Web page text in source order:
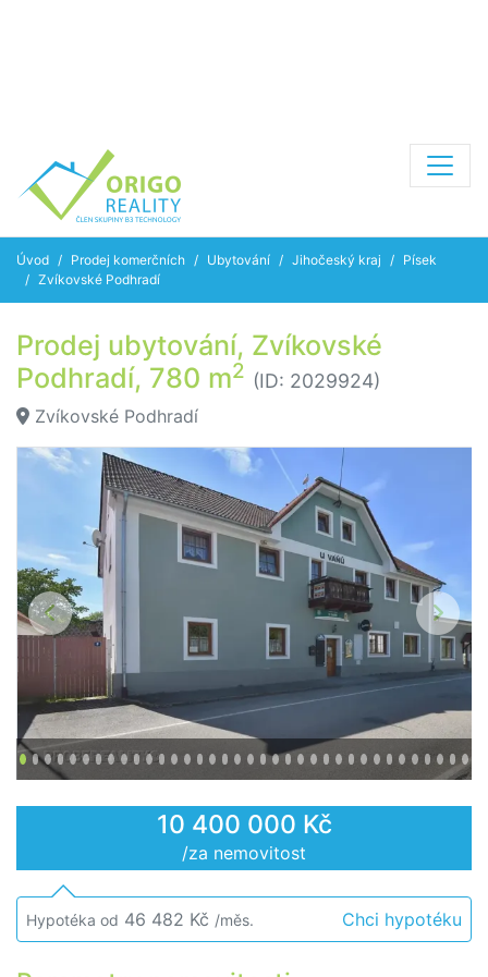
Úvod Prodej komerčních Ubytování Jihočeský kraj
Písek
Zvíkovské Podhradí
Prodej ubytování, Zvíkovské
Podhradí, 780 m2 (ID: 2029924)
Zvíkovské Podhradí
Předchozí Další
10 400 000 Kč
/za nemovitost
Hypotéka od 46 482 Kč /měs. Chci hypotéku